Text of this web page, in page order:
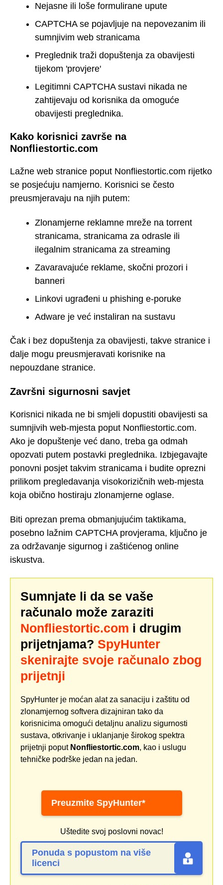
Nejasne ili loše formulirane upute
CAPTCHA se pojavljuje na nepovezanim ili
sumnjivim web stranicama
Preglednik traži dopuštenja za obavijesti
tijekom 'provjere'
Legitimni CAPTCHA sustavi nikada ne
zahtijevaju od korisnika da omoguće
obavijesti preglednika.
Kako korisnici završe na
Nonfliestortic.com
Lažne web stranice poput Nonfliestortic.com rijetko
se posjećuju namjerno. Korisnici se često
preusmjeravaju na njih putem:
Zlonamjerne reklamne mreže na torrent
stranicama, stranicama za odrasle ili
ilegalnim stranicama za streaming
Zavaravajuće reklame, skočni prozori i
banneri
Linkovi ugrađeni u phishing e-poruke
Adware je već instaliran na sustavu
Čak i bez dopuštenja za obavijesti, takve stranice i
dalje mogu preusmjeravati korisnike na
nepouzdane stranice.
Završni sigurnosni savjet
Korisnici nikada ne bi smjeli dopustiti obavijesti sa
sumnjivih web-mjesta poput Nonfliestortic.com.
Ako je dopuštenje već dano, treba ga odmah
opozvati putem postavki preglednika. Izbjegavajte
ponovni posjet takvim stranicama i budite oprezni
prilikom pregledavanja visokorizičnih web-mjesta
koja obično hostiraju zlonamjerne oglase.
Biti oprezan prema obmanjujućim taktikama,
posebno lažnim CAPTCHA provjerama, ključno je
za održavanje sigurnog i zaštićenog online
iskustva.
Sumnjate li da se vaše
računalo može zaraziti
Nonfliestortic.com i drugim
prijetnjama? SpyHunter
skenirajte svoje računalo zbog
prijetnji
SpyHunter je moćan alat za sanaciju i zaštitu od
zlonamjernog softvera dizajniran tako da
korisnicima omogući detaljnu analizu sigurnosti
sustava, otkrivanje i uklanjanje širokog spektra
prijetnji poput Nonfliestortic.com, kao i uslugu
tehničke podrške jedan na jedan.
Preuzmite SpyHunter*
Uštedite svoj poslovni novac!
Ponuda s popustom na više
licenci